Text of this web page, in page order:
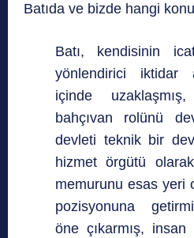
Batıda ve bizde hangi
Batı, kendisinin
yönlendirici iktidar
içinde
bahçıvan rolünü
devleti teknik bir
hizmet örgütü
memurunu esas yeri
pozisyonuna
öne çıkarmış, insan